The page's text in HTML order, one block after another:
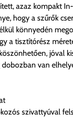
értékben igazoljuk
24 órán belül
a személyes
KÉRÉSÉRE
azaz kompakt
hogy a szűrők
könnyedén
a tisztítórész
jóval
van
szivattyúval